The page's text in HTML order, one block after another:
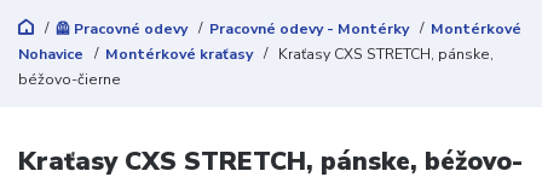
🦺 Pracovné odevy Pracovné odevy - Montérky
Montérkové
Nohavice
Montérkové kraťasy
Kraťasy CXS STRETCH, pánske,
béžovo-čierne
Kraťasy CXS STRETCH, pánske, béžovo-